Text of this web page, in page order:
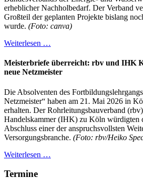
erheblicher Nachholbedarf. Der Verband
Großteil der geplanten Projekte bislang
wurde. (Foto: canva)
Weiterlesen …
Meisterbriefe überreicht: rbv und IHK
neue Netzmeister
Die Absolventen des
Netzmeister“ haben am 21. Mai 2026 in
erhalten. Der Rohrleitungsbauverband
Handelskammer (IHK) zu Köln würdigten
Abschluss einer der anspruchsvollsten
Versorgungsbranche. (Foto: rbv/Heiko
Weiterlesen …
Termine